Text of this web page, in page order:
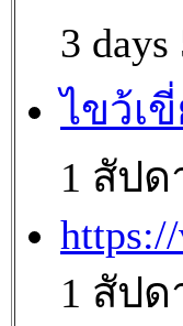
3
ไขว้เ
1 สัปด
1 สัปด